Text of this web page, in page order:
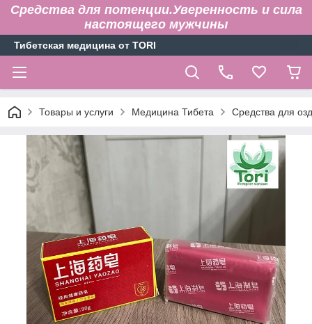
Средства для потенции.Уверенность и сила
настоящего мужчины
Тибетская медицина от TORI
Товары и услуги Медицина Тибета Средства для